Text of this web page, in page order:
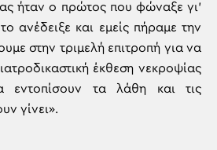
ήταν ο πρώτος που φώναξε γι’
ανέδειξε και εμείς πήραμε την
στην τριμελή επιτροπή για να
έκθεση νεκροψίας
εντοπίσουν τα λάθη και τις
γίνει».